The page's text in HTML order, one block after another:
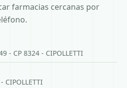
farmacias cercanas por
- CP 8324 - CIPOLLETTI
CIPOLLETTI